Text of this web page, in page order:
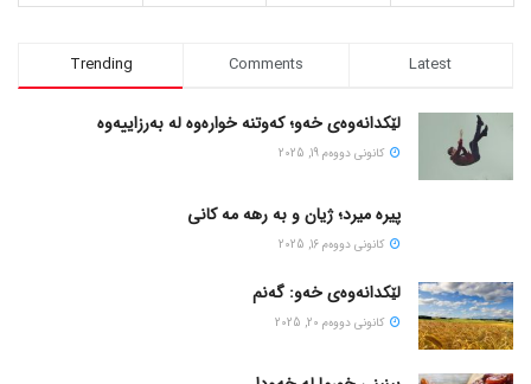
Trending Comments Latest
لێکدانەوەی خەو؛ کەوتنە خوارەوە لە بەرزاییەوە
كانونی دووه‌م 19, 2025
پیره میرد؛ ژیان و به رهه مه کانی
كانونی دووه‌م 16, 2025
لێکدانەوەی خەو: گەنم
كانونی دووه‌م 20, 2025